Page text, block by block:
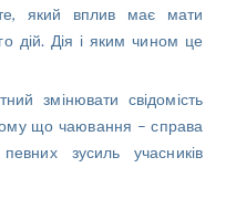
який вплив має мати
дій. Дія і яким чином це
змінювати свідомість
що чаювання – справа
зусиль учасників